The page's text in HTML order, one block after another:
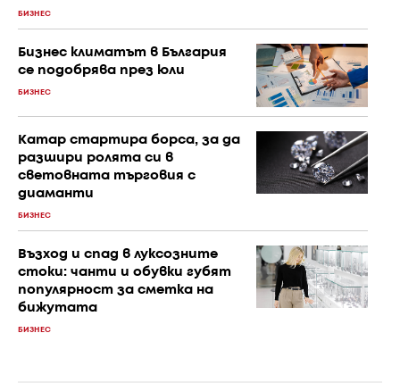
БИЗНЕС
Бизнес климатът в България
се подобрява през юли
БИЗНЕС
Катар стартира борса, за да
разшири ролята си в
световната търговия с
диаманти
БИЗНЕС
Възход и спад в луксозните
стоки: чанти и обувки губят
популярност за сметка на
бижутата
БИЗНЕС